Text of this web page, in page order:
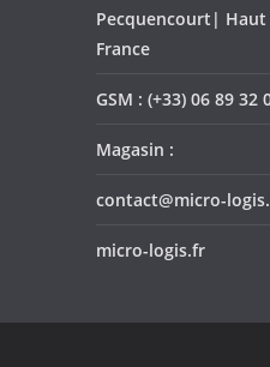
Pecquencourt| Haut
France
GSM : (+33) 06 89 32
Magasin :
contact@micro-
micro-logis.fr